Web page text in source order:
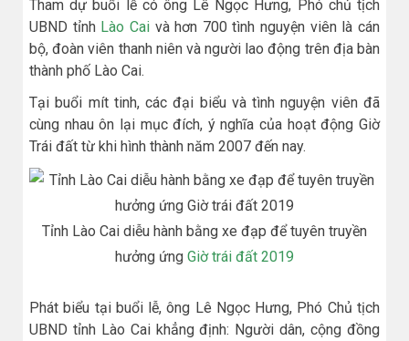
Tham dự buổi lễ có ông Lê Ngọc Hưng, Phó chủ tịch
UBND tỉnh Lào Caivà hơn 700 tình nguyện viên là cán
bộ, đoàn viên thanh niên và người lao động trên địa bàn
thành phố Lào Cai.
Tại buổi mít tinh, các đại biểu và tình nguyện viên đã
cùng nhau ôn lại mục đích, ý nghĩa của hoạt động Giờ
Trái đất từ khi hình thành năm 2007 đến nay.
Tỉnh Lào Cai diễu hành bằng xe đạp để tuyên truyền
hưởng ứng Giờ trái đất 2019
Phát biểu tại buổi lễ, ông Lê Ngọc Hưng, Phó Chủ tịch
UBND tỉnh Lào Cai khẳng định: Người dân, cộng đồng